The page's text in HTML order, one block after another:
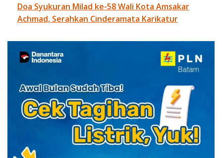
Doa Syukuran Milad ke-58 Wali Kota Amsakar
Achmad, Serahkan Cinderamata Karikatur